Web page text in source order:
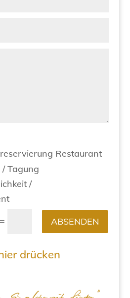
Restaurant
Tagung
/
= ABSENDEN
drücken